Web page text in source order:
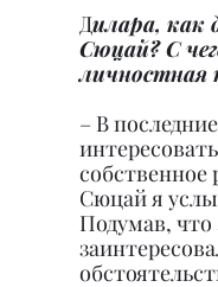
Дилара, как
Сюцай? С
личностная
– В
собственное
Сюцай я
Подумав, что